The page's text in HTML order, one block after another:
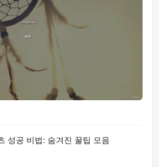
성공 비법: 숨겨진 꿀팁 모음